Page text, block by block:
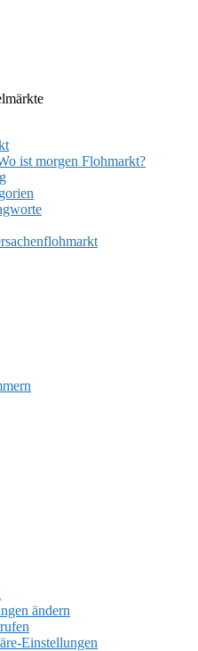
ist morgen Flohmarkt?
ändern
Einstellungen